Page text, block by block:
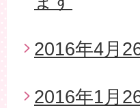
2016年4月
2016年1月